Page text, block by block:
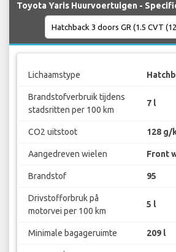
Toyota Yaris Huurvoertuigen -
Lichaamstype
Brandstofverbruik tijdens
stadsritten per 100 km
7 l
CO2 uitstoot 128 g/
Aangedreven wielen Front
Brandstof 95
Drivstofforbruk på
motorvei per 100 km
5 l
Minimale bagageruimte 209 l